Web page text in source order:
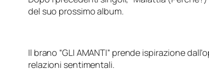
del suo prossimo album.
Il brano “GLI AMANTI” prende ispirazione
relazioni sentimentali.